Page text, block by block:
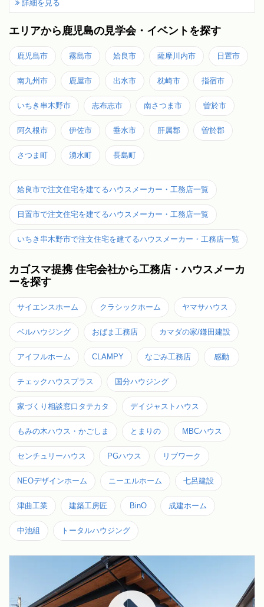
詳細を見る
エリアから鹿児島の見学会・イベントを探す
鹿児島市 霧島市 姶良市 薩摩川内市 日置市
南九州市 鹿屋市 出水市 枕崎市 指宿市
いちき串木野市 志布志市 南さつま市 曽於市
阿久根市 伊佐市 垂水市 肝属郡 曽於郡
さつま町 湧水町 長島町
姶良市で注文住宅を建てるハウスメーカー・工務店一覧
日置市で注文住宅を建てるハウスメーカー・工務店一覧
いちき串木野市で注文住宅を建てるハウスメーカー・工務店一覧
カゴスマ提携 住宅会社から工務店・ハウスメーカ
ーを探す
サイエンスホーム クラシックホーム ヤマサハウス
ベルハウジング おばま工務店 カマダの家/鎌田建設
アイフルホーム CLAMPY なごみ工務店 感動
チェックハウスプラス 国分ハウジング
家づくり相談窓口タテカタ デイジャストハウス
もみの木ハウス・かごしま とまりの MBCハウス
センチュリーハウス PGハウス リブワーク
NEOデザインホーム ニーエルホーム 七呂建設
津曲工業 建築工房匠 BinO 成建ホーム
中池組 トータルハウジング